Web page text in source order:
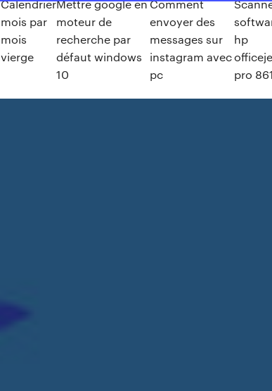
Calendrier
mois par
mois
vierge
Mettre google en
moteur de
recherche par
défaut windows
10
Comment
envoyer des
messages sur
instagram avec
pc
hp
pro